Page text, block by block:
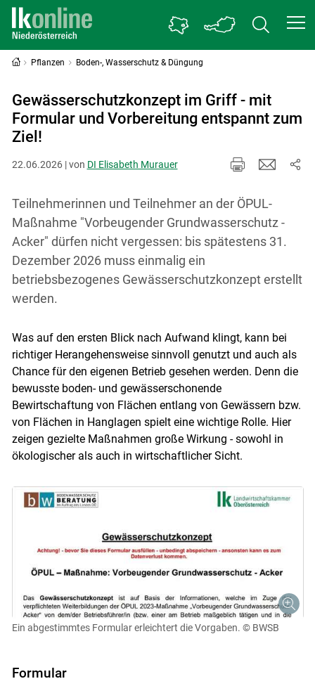
Pflanzen Boden-, Wasserschutz & Düngung
Gewässerschutzkonzept im Griff - mit
Formular und Vorbereitung entspannt zum
Ziel!
22.06.2026 | von DI Elisabeth Murauer
Teilnehmerinnen und Teilnehmer an der ÖPUL-
Maßnahme "Vorbeugender Grundwasserschutz -
Acker" dürfen nicht vergessen: bis spätestens 31.
Dezember 2026 muss einmalig ein
betriebsbezogenes Gewässerschutzkonzept erstellt
werden.
Was auf den ersten Blick nach Aufwand klingt, kann bei
richtiger Herangehensweise sinnvoll genutzt und auch als
Chance für den eigenen Betrieb gesehen werden. Denn die
bewusste boden- und gewässerschonende
Bewirtschaftung von Flächen entlang von Gewässern bzw.
von Flächen in Hanglagen spielt eine wichtige Rolle. Hier
zeigen gezielte Maßnahmen große Wirkung - sowohl in
ökologischer als auch in wirtschaftlicher Sicht.
Ein abgestimmtes Formular erleichtert die Vorgaben. © BWSB
Formular